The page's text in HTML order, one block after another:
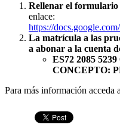
Rellenar el formulario
enlace:
https://
La matrícula a las
a abonar a la cuenta
ES72 2085
CONCEPTO:
Para más información acceda